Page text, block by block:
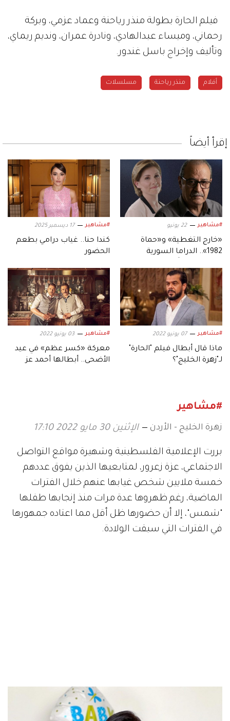
فيلم الحارة بطولة منذر رياحنة وعماد عزمي، وبركة
رحماني، وميساء عبدالهادي، ونادرة عمران، ونديم ريماي،
وتأليف وإخراج باسل غندور.
أفلام منذر رياحنة مسلسلات
إقرأ أيضاً
#مشاهير 22 يونيو
«خارج التغطية» و«حماة
1982».. الدراما السورية
2027
#مشاهير 17 ديسمبر 2025
كندا حنا.. غياب درامي بطعم
الحضور
#مشاهير 07 يونيو 2022
ماذا قال أبطال فيلم "الحارة"
لـ"زهرة الخليج"؟
#مشاهير 03 يونيو 2022
معركة «كسر عظم» في عيد
الأضحى.. أبطالها أحمد عز
#مشاهير
زهرة الخليج - الأردن الإثنين 30 مايو 2022 17:10
بررت الإعلامية الفلسطينية وشهيرة مواقع التواصل
الاجتماعي، عزة زعرور، لمتابعيها الذين يفوق عددهم
خمسة ملايين شخص غيابها عنهم خلال الفترات
الماضية، رغم ظهروها عدة مرات منذ إنجابها طفلها
"شمس"، إلا أن حضورها ظل أقل مما اعتاده جمهورها
في الفترات التي سبقت الولادة.